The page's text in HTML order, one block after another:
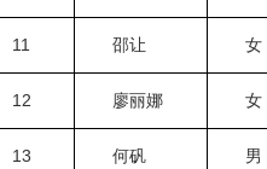
11 邵让 女
12 廖丽娜 女
13 何矾 男